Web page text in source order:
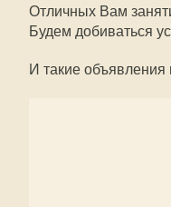
Отличных Вам
Будем добиваться
И такие